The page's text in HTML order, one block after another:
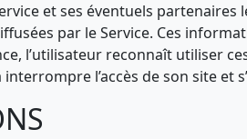
et ses éventuels
par le Service. Ces
l’utilisateur reconnaît utiliser
l’accès de son site